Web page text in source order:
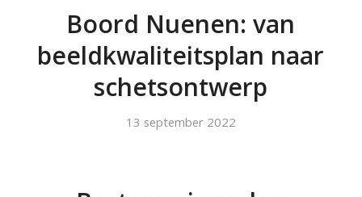
Boord Nuenen: van
beeldkwaliteitsplan naar
schetsontwerp
13 september 2022